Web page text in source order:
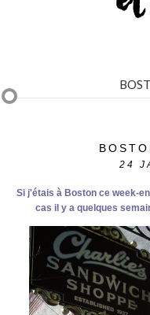
24
Si j'étais à Boston ce week-
cas il y a quelques